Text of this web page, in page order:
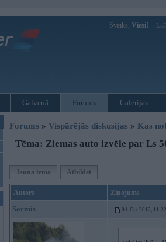
Sveiks, Viesi!
Galvenā Forums Galerijas
Forums » Vispārējās diskusijas » Kas
Tēma: Ziemas auto izvēle par Ls
Jauna tēma Atbildēt
Autors Ziņojums
Sormis 04. Oct 2012, 11:22